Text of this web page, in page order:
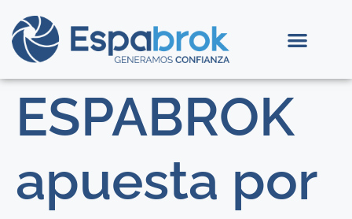
ESPABROK
apuesta por